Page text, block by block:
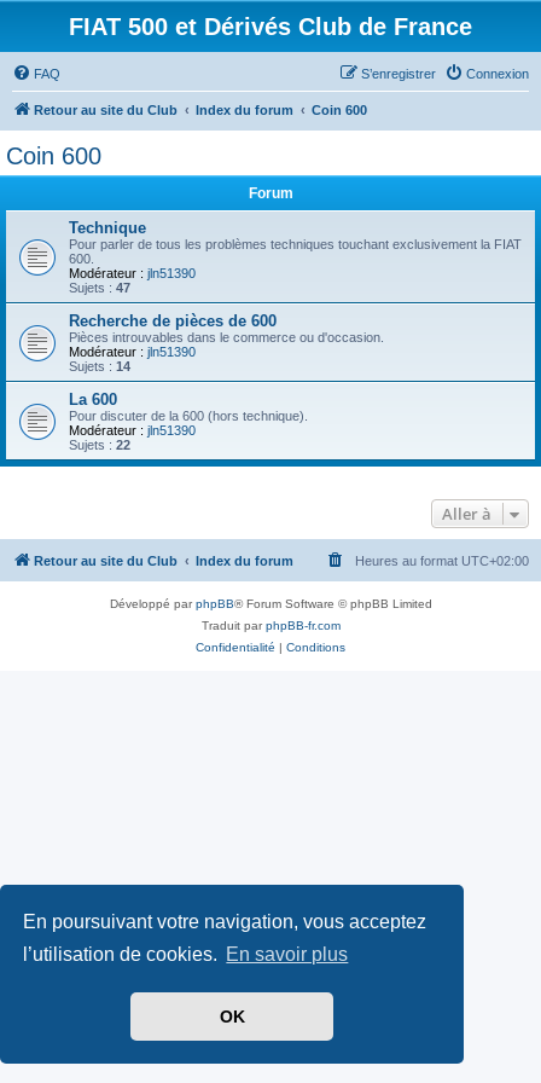
En poursuivant votre navigation, vous acceptez
l’utilisation de cookies. En savoir plus
OK
FIAT 500 et Dérivés Club de France
FAQ Connexion
S’enregistrer
Retour au site du Club Index du forum Coin 600
Coin 600
Forum
Technique
Pour parler de tous les problèmes techniques touchant exclusivement la FIAT
600.
Modérateur : jln51390
Sujets : 47
Recherche de pièces de 600
Pièces introuvables dans le commerce ou d'occasion.
Modérateur : jln51390
Sujets : 14
La 600
Pour discuter de la 600 (hors technique).
Modérateur : jln51390
Sujets : 22
Aller à
Retour au site du Club Index du forum Heures au format UTC+02:00
Développé parphpBB® Forum Software © phpBB Limited
Traduit parphpBB-fr.com
Confidentialité | Conditions